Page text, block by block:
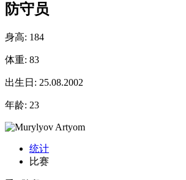
防守员
身高: 184
体重: 83
出生日: 25.08.2002
年龄: 23
统计
比赛